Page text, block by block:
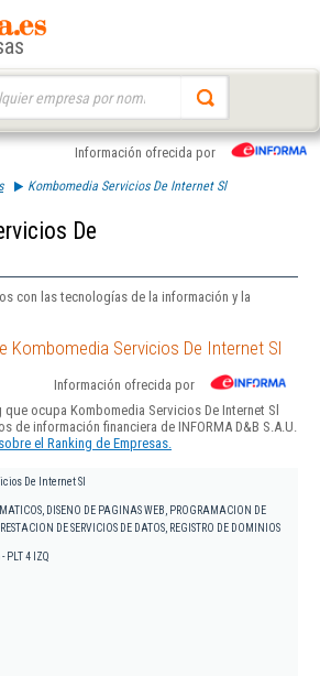
Información ofrecida por
Kombomedia Servicios De Internet Sl
De
con las tecnologías de la información y la
Kombomedia Servicios De Internet Sl
Información ofrecida por
ocupa Kombomedia Servicios De Internet Sl
de información financiera de INFORMA D&B S.A.U.
el Ranking de Empresas.
De Internet Sl
DISENO DE PAGINAS WEB, PROGRAMACION DE
DE SERVICIOS DE DATOS, REGISTRO DE DOMINIOS
PLT 4 IZQ